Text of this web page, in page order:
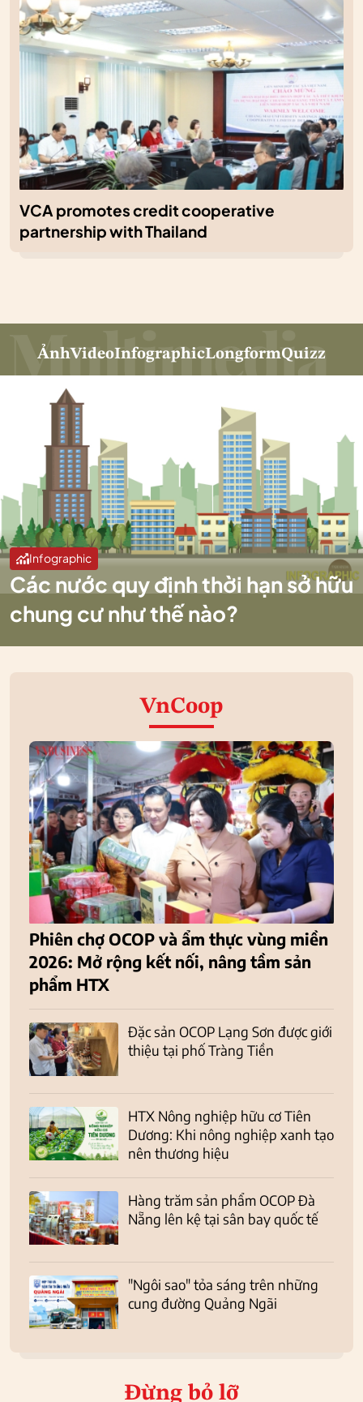
VCA promotes credit cooperative
partnership with Thailand
ẢnhVideoInfographicLongformQuizz
Infographic
Các nước quy định thời hạn sở hữu
chung cư như thế nào?
VnCoop
Phiên chợ OCOP và ẩm thực vùng miền
2026: Mở rộng kết nối, nâng tầm sản
phẩm HTX
Đặc sản OCOP Lạng Sơn được giới
thiệu tại phố Tràng Tiền
HTX Nông nghiệp hữu cơ Tiên
Dương: Khi nông nghiệp xanh tạo
nên thương hiệu
Hàng trăm sản phẩm OCOP Đà
Nẵng lên kệ tại sân bay quốc tế
"Ngôi sao" tỏa sáng trên những
cung đường Quảng Ngãi
Đừng bỏ lỡ